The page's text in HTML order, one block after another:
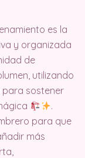
es la
y organizada
de
utilizando
para sostener
.
para que
más